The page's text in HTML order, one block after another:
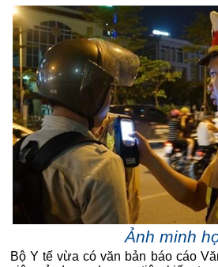
Ảnh minh
Bộ Y tế vừa có văn bản báo cáo